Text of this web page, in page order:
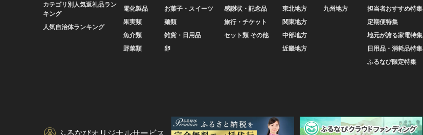
カテゴリ別人気返礼品ラン
キング
人気自治体ランキング
電化製品
果実類
魚介類
野菜類
お菓子・スイーツ
麺類
雑貨・日用品
卵
感謝状・記念品
旅行・チケット
セット類 その他
東北地方
関東地方
中部地方
近畿地方
九州地方
担当者おすすめ特集
定期便特集
地元が誇る家電特集
日用品・消耗品特集
ふるなび限定特集